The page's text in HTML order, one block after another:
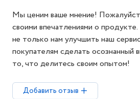
Мы ценим ваше мнение!
своими впечатлениями о
не только нам улучшить наш
покупателям сделать осознанный
то, что делитесь своим опытом!
Добавить отзыв